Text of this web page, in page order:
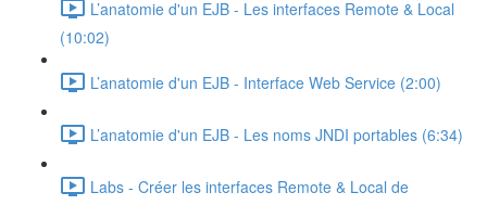
L’anatomie d'un EJB - Les interfaces Remote & Local
(10:02)
L’anatomie d'un EJB - Interface Web Service (2:00)
L’anatomie d'un EJB - Les noms JNDI portables (6:34)
Labs - Créer les interfaces Remote & Local de